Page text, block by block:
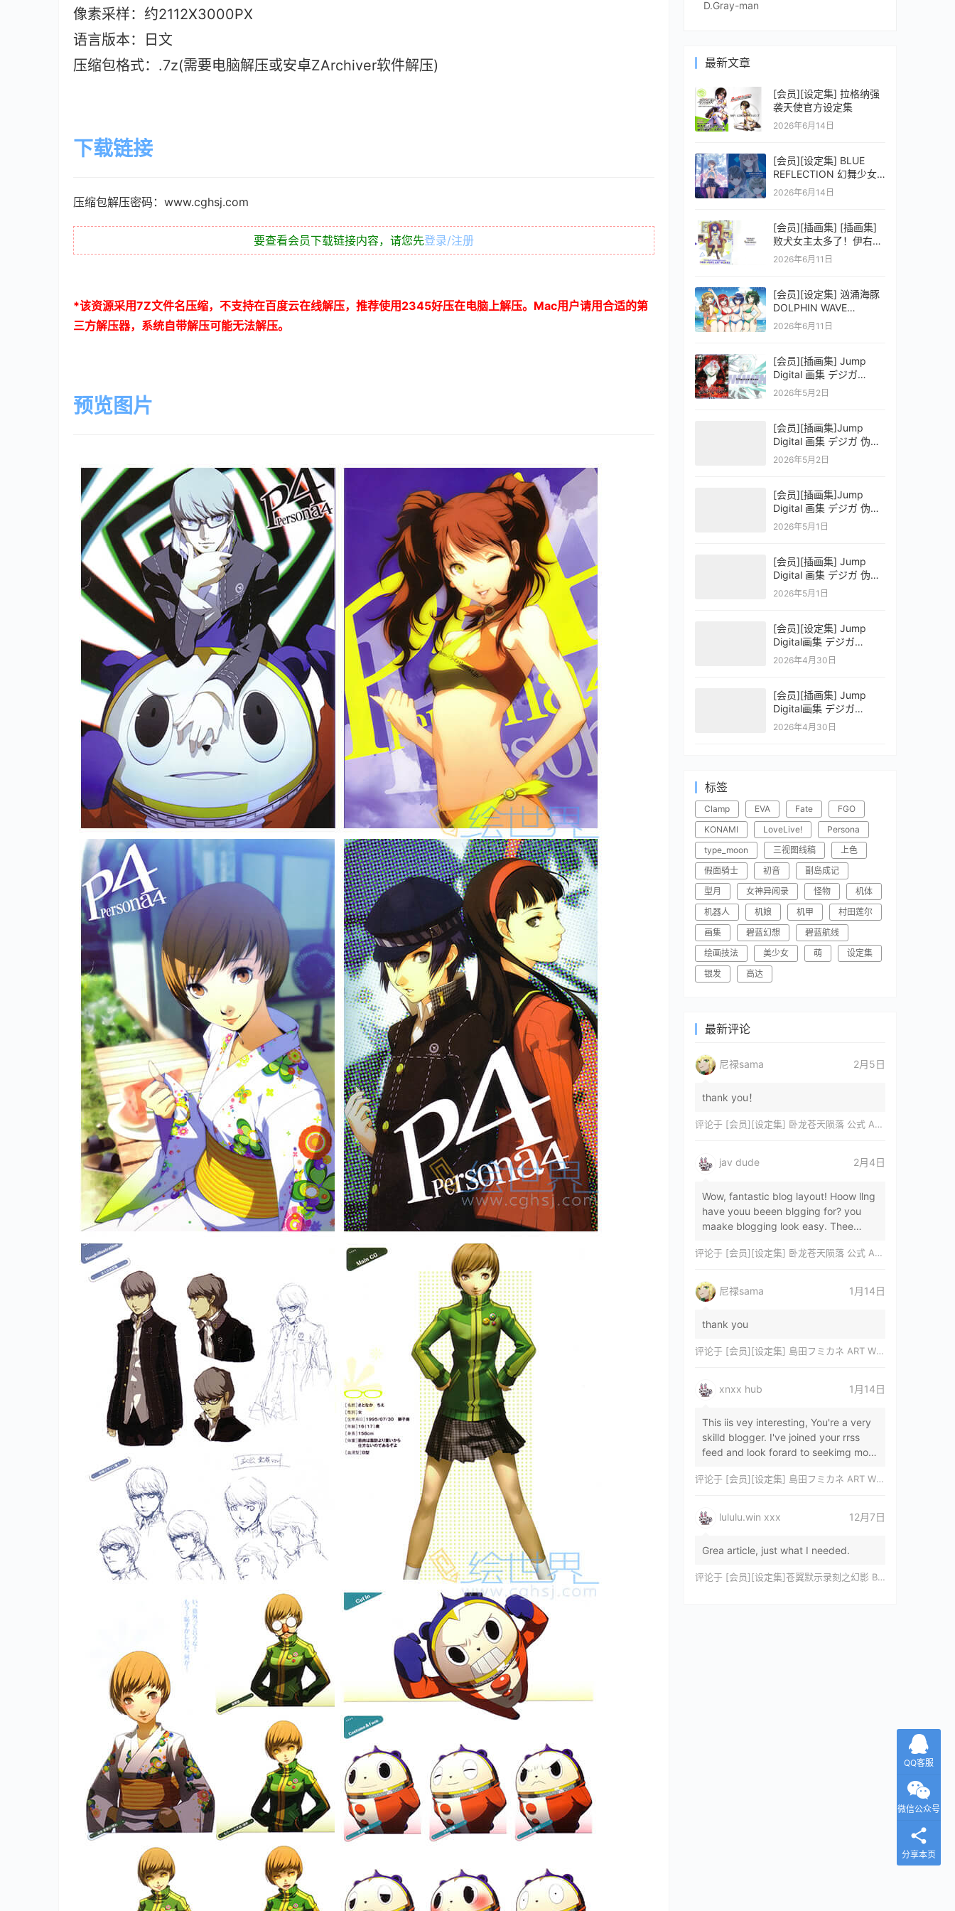
像素采样：约2112X3000PX
语言版本：日文
压缩包格式：.7z(需要电脑解压或安卓ZArchiver软件解压)
下载链接
压缩包解压密码：www.cghsj.com
要查看会员下载链接内容，请您先登录/注册
*该资源采用7Z文件名压缩，不支持在百度云在线解压，推荐使用 2345好压在电脑上解压。 Mac用户请用合适的第
三方解压器，系统自带解压可能无法解压。
预览图片
D.Gray-man
最新文章
[会员][设定集] 拉格纳强
袭天使官方设定集
2026年6月14日
[会员][设定集] BLUE
REFLECTION 幻舞少女
之剑公式ビジュアルコレ
2026年6月14日
[会员][插画集] [插画集]
败犬女主太多了！伊右群
ARTWORKS
2026年6月11日
[会员][设定集] 汹涌海豚
DOLPHIN WAVE
OFFICIAL VISUAL
2026年6月11日
[会员][插画集] Jump
Digital 画集 デジガ
D.Gray-man
2026年5月2日
[会员][插画集]Jump
Digital 画集 デジガ 伪恋
ニセコイ 3
2026年5月2日
[会员][插画集]Jump
Digital 画集 デジガ 伪恋
ニセコイ 2
2026年5月1日
[会员][插画集] Jump
Digital 画集 デジガ 伪恋
ニセコイ 1
2026年5月1日
[会员][设定集] Jump
Digital画集 デジガ
CLAYMORE 2
2026年4月30日
[会员][插画集] Jump
Digital画集 デジガ
CLAYMORE 1
2026年4月30日
标签
Clamp EVA Fate
FGO
KONAMI
LoveLive!
Persona
type_moon
三视图线稿
上色
假面骑士
初音
副岛成记
型月
女神异闻录 怪物
机体
机器人
机娘 机甲
村田莲尔
画集
碧蓝幻想
碧蓝航线
绘画技法
美少女 萌
设定集
银发
高达
最新评论
尼禄sama 2月5日
thank you！
评论于 [会员][设定集] 卧龙苍天陨落 公式 ARTWORKS[DL]
jav dude 2月4日
Wow, fantastic blog layout! Hoow llng
have youu beeen blgging for? you
maake blogging look easy. Thee
magnificent, let…
评论于 [会员][设定集] 卧龙苍天陨落 公式 ARTWORKS[DL]
尼禄sama 1月14日
thank you
评论于 [会员][设定集] 島田フミカネ ART WORKS EXTRA Luminous Witches[DL]
xnxx hub 1月14日
This iis vey interesting, You're a very
skilld blogger. I've joined your rrss
feed and look forard to seekimg mor
评论于 [会员][设定集] 島田フミカネ ART WORKS EXTRA Luminous Witches[DL]
lululu.win xxx 12月7日
Grea article, just what I needed.
评论于 [会员][设定集]苍翼默示录刻之幻影 BLAZBLUE CHRONOPHANTASMA 公式設定資料集II
QQ客服
微信公众号
分享本页